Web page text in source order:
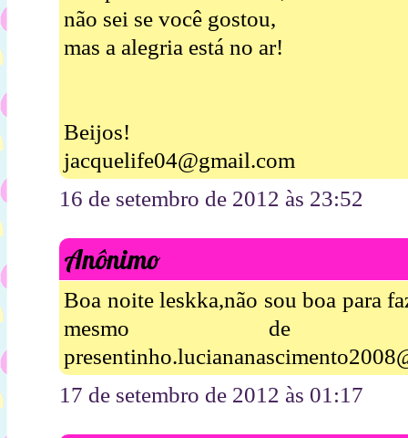
não sei se você gostou,
mas a alegria está no ar!
Beijos!
jacquelife04@gmail.com
16 de setembro de 2012 às 23:52
Anônimo
Boa noite leskka,não sou boa para
mesmo de
17 de setembro de 2012 às 01:17